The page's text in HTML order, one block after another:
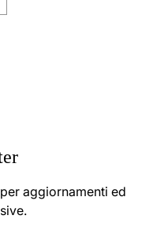
aggiornamenti ed